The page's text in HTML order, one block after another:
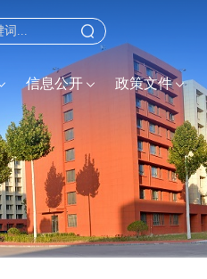
信息公开 政策文件